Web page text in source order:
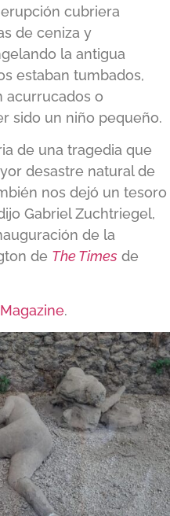
cubriera
de ceniza y
la antigua
estaban tumbados,
acurrucados o
sido un niño pequeño.
de una tragedia que
desastre natural de
nos dejó un tesoro
Gabriel Zuchtriegel,
de la
de The Times de
.